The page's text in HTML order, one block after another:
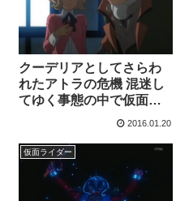
クーデリアとしてさらわ
れたアトラの危機 混迷し
てゆく事態の中で仮面の
ズ 第15話感想まとめ
2016.01.20
仮面ライダー